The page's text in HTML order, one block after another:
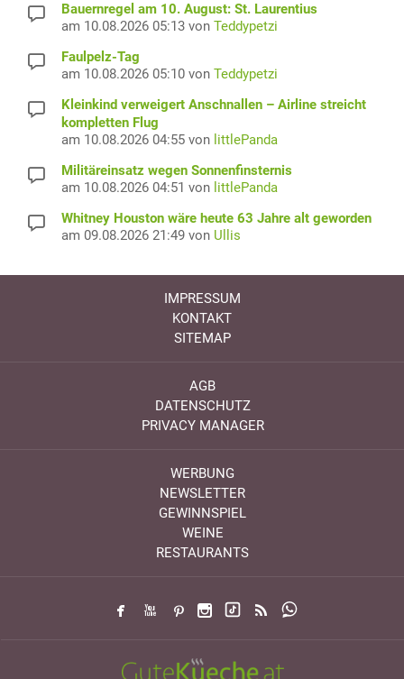
Bauernregel am 10. August: St. Laurentius
am 10.08.2026 05:13 von Teddypetzi
Faulpelz-Tag
am 10.08.2026 05:10 von Teddypetzi
Kleinkind verweigert Anschnallen – Airline streicht
kompletten Flug
am 10.08.2026 04:55 von littlePanda
Militäreinsatz wegen Sonnenfinsternis
am 10.08.2026 04:51 von littlePanda
Whitney Houston wäre heute 63 Jahre alt geworden
am 09.08.2026 21:49 von Ullis
IMPRESSUM
KONTAKT
SITEMAP
AGB
DATENSCHUTZ
PRIVACY MANAGER
WERBUNG
NEWSLETTER
GEWINNSPIEL
WEINE
RESTAURANTS